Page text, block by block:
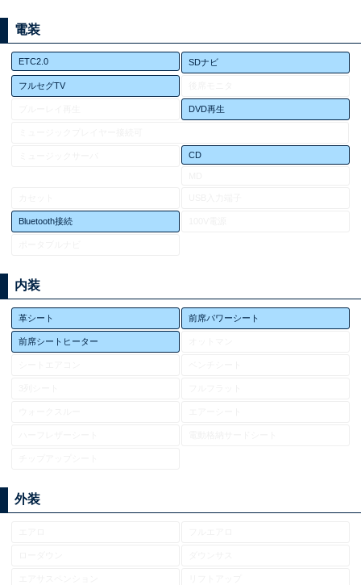
電装
ETC2.0 SDナビ
フルセグTV
DVD再生
CD
Bluetooth接続
内装
革シート 前席パワーシート
前席シートヒーター
外装